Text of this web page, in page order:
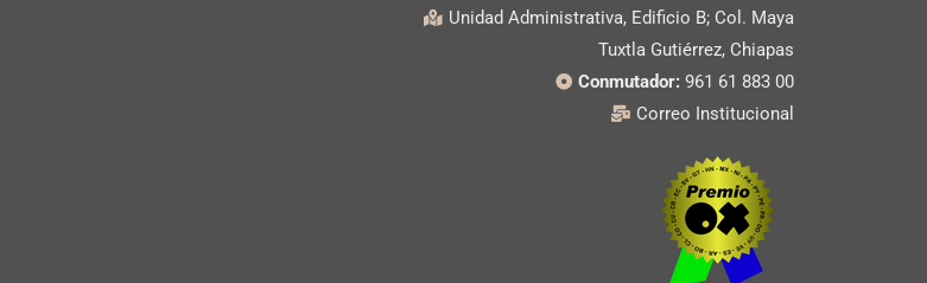
Unidad Administrativa, Edificio B; Col. Maya
Tuxtla Gutiérrez, Chiapas
Conmutador: 961 61 883 00
Correo Institucional